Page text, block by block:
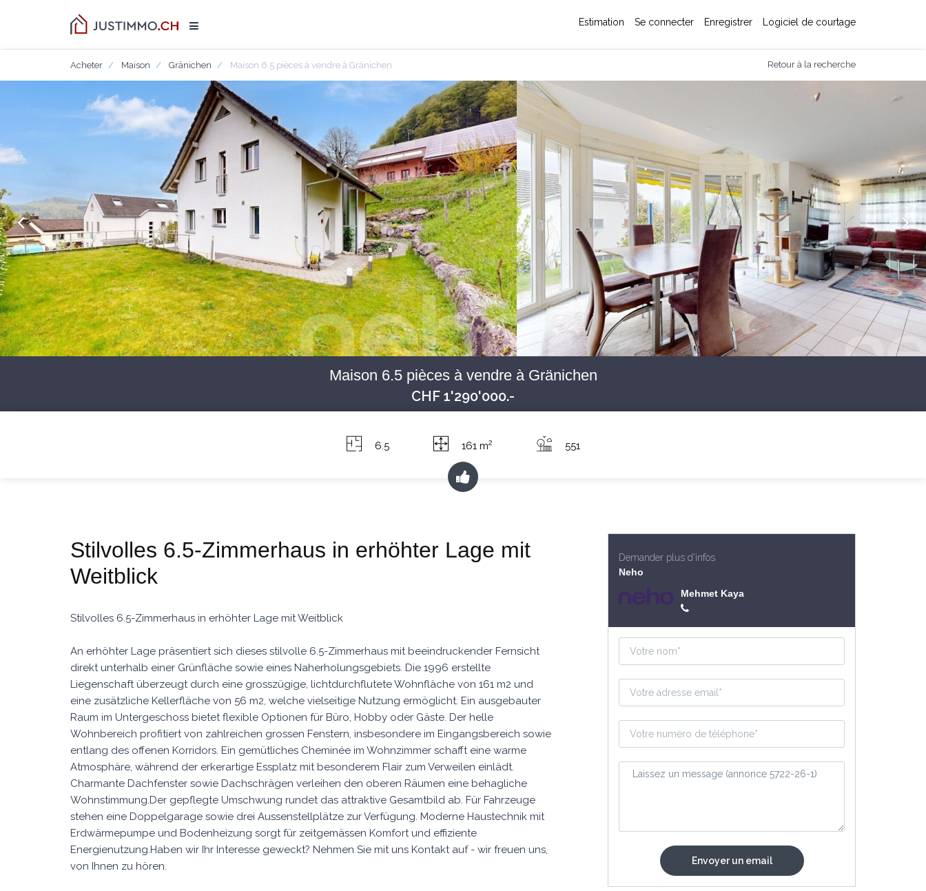
Estimation Se connecter Enregistrer Logiciel de courtage
Acheter Maison Gränichen Maison 6.5 pièces à vendre à Gränichen Retour à la recherche
Maison 6.5 pièces à vendre à Gränichen
CHF 1'290'000.-
6.5 161 m2 551
Stilvolles 6.5-Zimmerhaus in erhöhter Lage mit
Weitblick
Stilvolles 6.5-Zimmerhaus in erhöhter Lage mit Weitblick
An erhöhter Lage präsentiert sich dieses stilvolle 6.5-Zimmerhaus mit beeindruckender Fernsicht
direkt unterhalb einer Grünfläche sowie eines Naherholungsgebiets. Die 1996 erstellte
Liegenschaft überzeugt durch eine grosszügige, lichtdurchflutete Wohnfläche von 161 m2 und
eine zusätzliche Kellerfläche von 56 m2, welche vielseitige Nutzung ermöglicht. Ein ausgebauter
Raum im Untergeschoss bietet flexible Optionen für Büro, Hobby oder Gäste. Der helle
Wohnbereich profitiert von zahlreichen grossen Fenstern, insbesondere im Eingangsbereich sowie
entlang des offenen Korridors. Ein gemütliches Cheminée im Wohnzimmer schafft eine warme
Atmosphäre, während der erkerartige Essplatz mit besonderem Flair zum Verweilen einlädt.
Charmante Dachfenster sowie Dachschrägen verleihen den oberen Räumen eine behagliche
Wohnstimmung.Der gepflegte Umschwung rundet das attraktive Gesamtbild ab. Für Fahrzeuge
stehen eine Doppelgarage sowie drei Aussenstellplätze zur Verfügung. Moderne Haustechnik mit
Erdwärmepumpe und Bodenheizung sorgt für zeitgemässen Komfort und effiziente
Energienutzung.Haben wir Ihr Interesse geweckt? Nehmen Sie mit uns Kontakt auf - wir freuen uns,
von Ihnen zu hören.
Demander plus d'infos
Neho
Mehmet Kaya